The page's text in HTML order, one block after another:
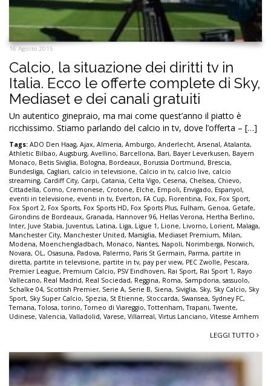
16 Agosto 2015
Calcio, la situazione dei diritti tv in
Italia. Ecco le offerte complete di Sky,
Mediaset e dei canali gratuiti
Un autentico ginepraio, ma mai come quest’anno il piatto è
ricchissimo. Stiamo parlando del calcio in tv, dove l’offerta – […]
Tags: ADO Den Haag, Ajax, Almeria, Amburgo, Anderlecht, Arsenal, Atalanta,
Athletic Bilbao, Augsburg, Avellino, Barcellona, Bari, Bayer Leverkusen, Bayern
Monaco, Betis Siviglia, Bologna, Bordeaux, Borussia Dortmund, Brescia,
Bundesliga, Cagliari, calcio in televisione, Calcio in tv, calcio live, calcio
streaming, Cardiff City, Carpi, Catania, Celta Vigo, Cesena, Chelsea, Chievo,
Cittadella, Como, Cremonese, Crotone, Elche, Empoli, Envigado, Espanyol,
eventi in televisione, eventi in tv, Everton, FA Cup, Fiorentina, Fox, Fox Sport,
Fox Sport 2, Fox Sports, Fox Sports HD, Fox Sports Plus, Fulham, Genoa, Getafe,
Girondins de Bordeaux, Granada, Hannover 96, Hellas Verona, Hertha Berlino,
Inter, Juve Stabia, Juventus, Latina, Liga, Ligue 1, Lione, Livorno, Lorient, Malaga,
Manchester City, Manchester United, Marsiglia, Mediaset Premium, Milan,
Modena, Moenchengladbach, Monaco, Nantes, Napoli, Norimberga, Norwich,
Novara, OL, Osasuna, Padova, Palermo, Paris St Germain, Parma, partite in
diretta, partite in televisione, partite in tv, pay per view, PEC Zwolle, Pescara,
Premier League, Premium Calcio, PSV Eindhoven, Rai Sport, Rai Sport 1, Rayo
Vallecano, Real Madrid, Real Sociedad, Reggina, Roma, Sampdoria, sassuolo,
Schalke 04, Scottish Premier, Serie A, Serie B, Siena, Siviglia, Sky, Sky Calcio, Sky
Sport, Sky Super Calcio, Spezia, St Etienne, Stoccarda, Swansea, Sydney FC,
Ternana,Tolosa, torino,Torneo di Viareggio,Tottenham,Trapani,Twente,
Udinese, Valencia, Valladolid, Varese, Villarreal, Virtus Lanciano, Vitesse Arnhem
LEGGI TUTTO